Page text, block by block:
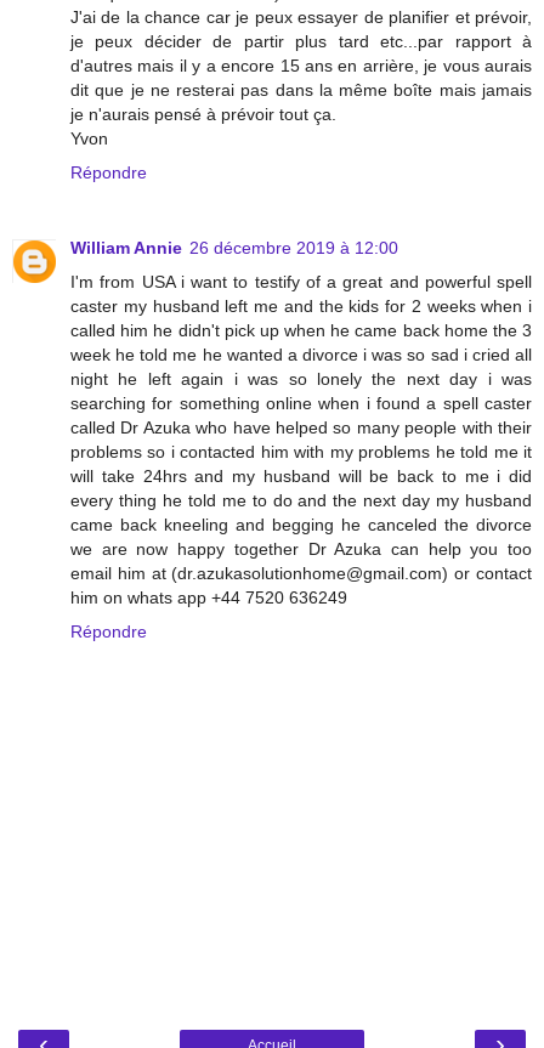
J'ai de la chance car je peux essayer de planifier et prévoir,
je peux décider de partir plus tard etc...par rapport à
d'autres mais il y a encore 15 ans en arrière, je vous aurais
dit que je ne resterai pas dans la même boîte mais jamais
je n'aurais pensé à prévoir tout ça.
Yvon
Répondre
William Annie 26 décembre 2019 à 12:00
I'm from USA i want to testify of a great and powerful spell
caster my husband left me and the kids for 2 weeks when i
called him he didn't pick up when he came back home the 3
week he told me he wanted a divorce i was so sad i cried all
night he left again i was so lonely the next day i was
searching for something online when i found a spell caster
called Dr Azuka who have helped so many people with their
problems so i contacted him with my problems he told me it
will take 24hrs and my husband will be back to me i did
every thing he told me to do and the next day my husband
came back kneeling and begging he canceled the divorce
we are now happy together Dr Azuka can help you too
email him at (dr.azukasolutionhome@gmail.com) or contact
him on whats app +44 7520 636249
Répondre